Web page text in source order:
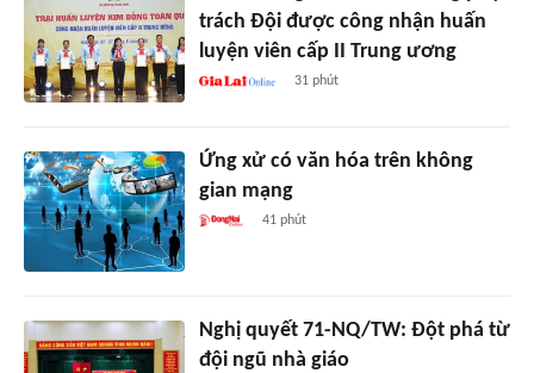
trách Đội được công nhận huấn
luyện viên cấp II Trung ương
31 phút
Ứng xử có văn hóa trên không
gian mạng
41 phút
Nghị quyết 71-NQ/TW: Đột phá từ
đội ngũ nhà giáo